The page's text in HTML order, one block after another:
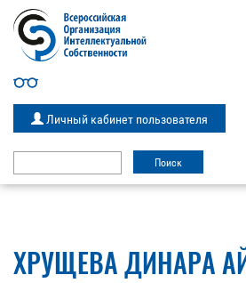
Личный кабинет пользователя
ХРУЩЕВА ДИНАРА